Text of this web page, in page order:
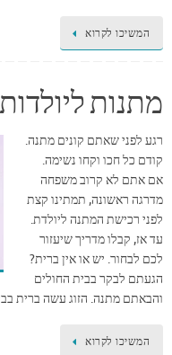
המשיכו לקרוא
מתנות ליולדות
רגע לפני שאתם קונים מתנה.
קודם כל חכו וקחו נשימה.
אם אתם לא קרוב משפחה
מדרגה ראשונה, תמתינו קצת
לפני רכישת המתנה ליולדת.
עד אז, קבלו מדריך שיעזור
לכם לבחור. יש או אין ברית?
הגעתם לבקר בבית החולים
והבאתם מתנה. הזוג עשה ברית
המשיכו לקרוא